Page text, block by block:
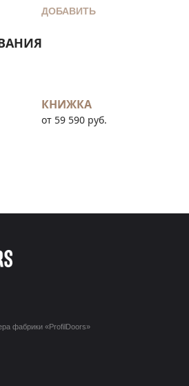
ДОБАВИТЬ
КНИЖКА
от 59 590 руб.
фабрики «ProfilDoors»